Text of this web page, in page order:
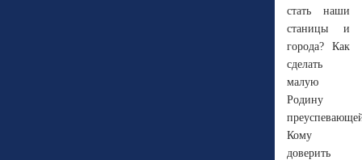
стать наши
станицы и
города? Как
сделать
малую
Родину
Кому
доверить